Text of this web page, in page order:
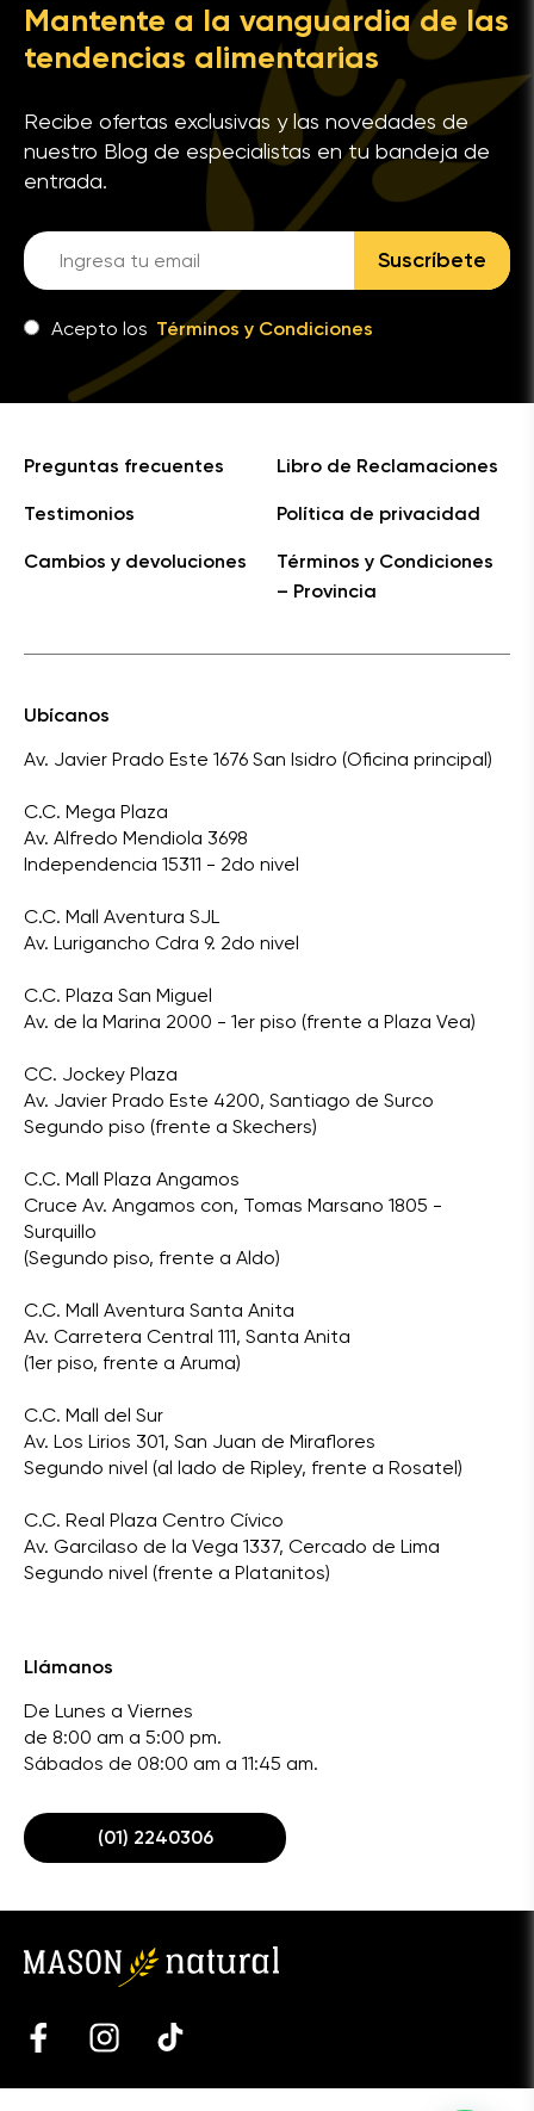
Mantente a la vanguardia de las
tendencias alimentarias
Recibe ofertas exclusivas y las novedades de
nuestro Blog de especialistas en tu bandeja de
entrada.
Suscríbete
Acepto los Términos y Condiciones
Preguntas frecuentes
Testimonios
Cambios y devoluciones
Libro de Reclamaciones
Política de privacidad
Términos y Condiciones
– Provincia
Ubícanos
Av. Javier Prado Este 1676 San Isidro (Oficina principal)
C.C. Mega Plaza
Av. Alfredo Mendiola 3698
Independencia 15311 - 2do nivel
C.C. Mall Aventura SJL
Av. Lurigancho Cdra 9. 2do nivel
C.C. Plaza San Miguel
Av. de la Marina 2000 - 1er piso (frente a Plaza Vea)
CC. Jockey Plaza
Av. Javier Prado Este 4200, Santiago de Surco
Segundo piso (frente a Skechers)
C.C. Mall Plaza Angamos
Cruce Av. Angamos con, Tomas Marsano 1805 -
Surquillo
(Segundo piso, frente a Aldo)
C.C. Mall Aventura Santa Anita
Av. Carretera Central 111, Santa Anita
(1er piso, frente a Aruma)
C.C. Mall del Sur
Av. Los Lirios 301, San Juan de Miraflores
Segundo nivel (al lado de Ripley, frente a Rosatel)
C.C. Real Plaza Centro Cívico
Av. Garcilaso de la Vega 1337, Cercado de Lima
Segundo nivel (frente a Platanitos)
Llámanos
De Lunes a Viernes
de 8:00 am a 5:00 pm.
Sábados de 08:00 am a 11:45 am.
(01) 2240306